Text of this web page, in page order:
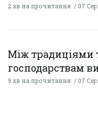
2 хв на прочитання 07
Між традиціями
господарствам
9 хв на прочитання 07